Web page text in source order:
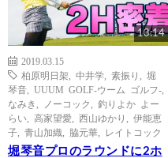
13:14
2019.03.15
柏原明日架
中井学 素振り
堀
琴音
UUUM GOLF-ウーム ゴルフ-
なみき
ノーコック
釣りよか よー
らい
高家望愛 西山ゆかり
伊能恵
子
青山加織 脇元華 レイトコック
堀琴音プロのラウンドに2ホ